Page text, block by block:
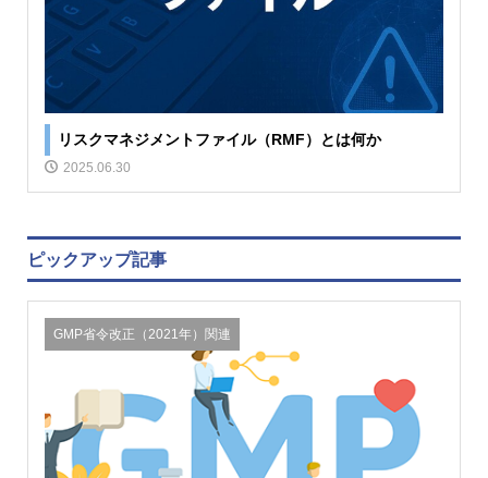
リスクマネジメントファイル（RMF）とは何か
2025.06.30
ピックアップ記事
GMP省令改正（2021年）関連